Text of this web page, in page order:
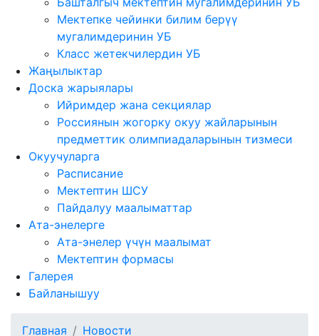
Мектепке чейинки билим берүү
мугалимдеринин УБ
Класс жетекчилердин УБ
Жаңылыктар
Доска жарыялары
Ийримдер жана секциялар
Россиянын жогорку окуу жайларынын
предметтик олимпиадаларынын тизмеси
Окуучуларга
Расписание
Мектептин ШСУ
Пайдалуу маалыматтар
Ата-энелерге
Ата-энелер үчүн маалымат
Мектептин формасы
Галерея
Байланышуу
Главная Новости